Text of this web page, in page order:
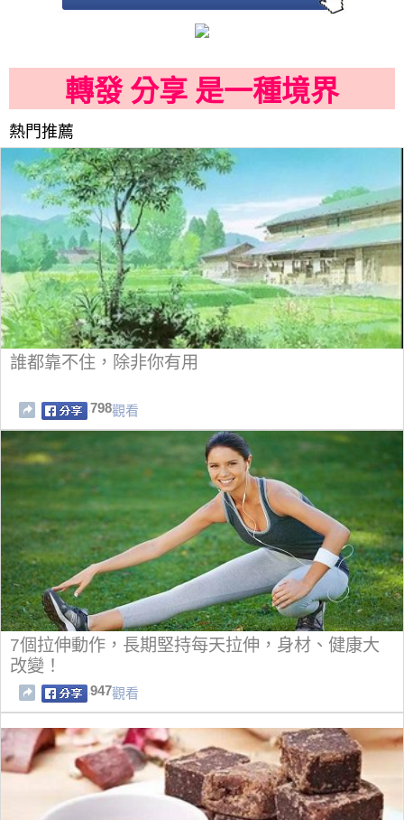
轉發 分享 是一種境界
熱門推薦
誰都靠不住，除非你有用
798觀看
7個拉伸動作，長期堅持每天拉伸，身材、健康大
改變！
947觀看